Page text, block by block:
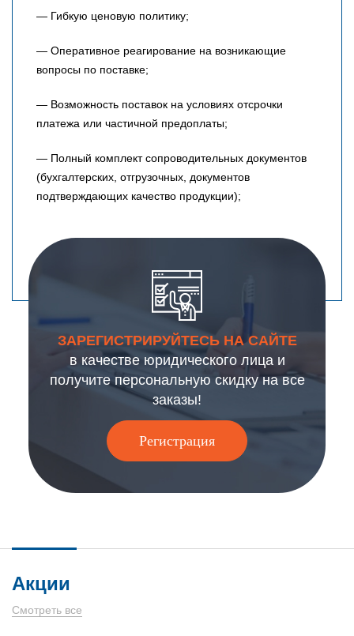
— Гибкую ценовую политику;
— Оперативное реагирование на возникающие
вопросы по поставке;
— Возможность поставок на условиях отсрочки
платежа или частичной предоплаты;
— Полный комплект сопроводительных документов
(бухгалтерских, отгрузочных, документов
подтверждающих качество продукции);
ЗАРЕГИСТРИРУЙТЕСЬ НА САЙТЕ
в качестве юридического лица и
получите персональную скидку на все
заказы!
Регистрация
Акции
Смотреть все